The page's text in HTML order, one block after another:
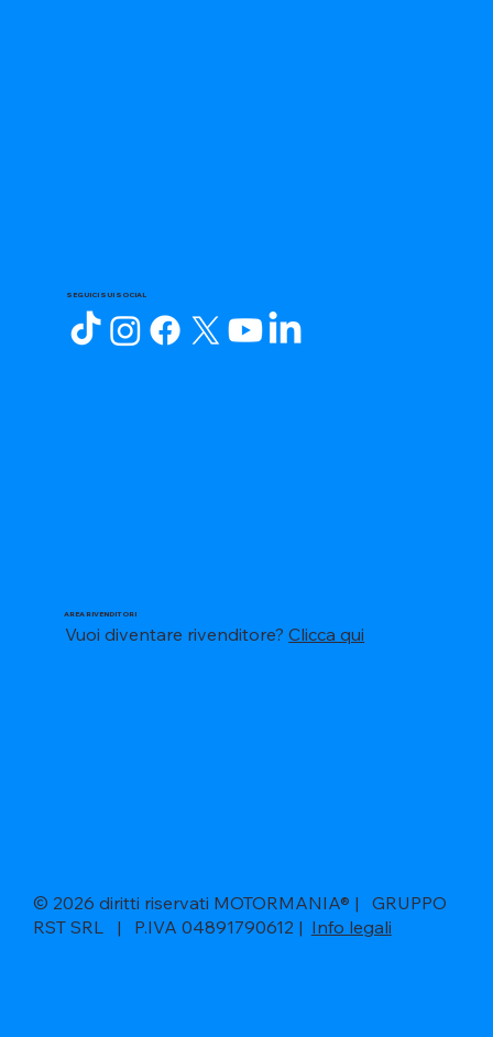
SEGUICI SUI SOCIAL
AREA RIVENDITORI
Vuoi diventare rivenditore?Clicca qui
© 2026 diritti riservati MOTORMANIA® | GRUPPO
RST SRL | P.IVA 04891790612 | Info legali